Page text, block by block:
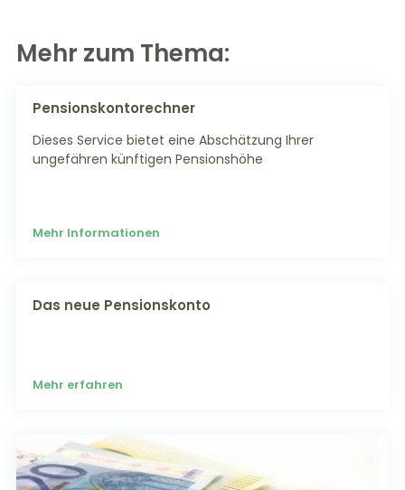
Mehr zum Thema:
Pensionskontorechner
Dieses Service bietet eine Abschätzung Ihrer
ungefähren künftigen Pensionshöhe
Mehr Informationen
Das neue Pensionskonto
Mehr erfahren